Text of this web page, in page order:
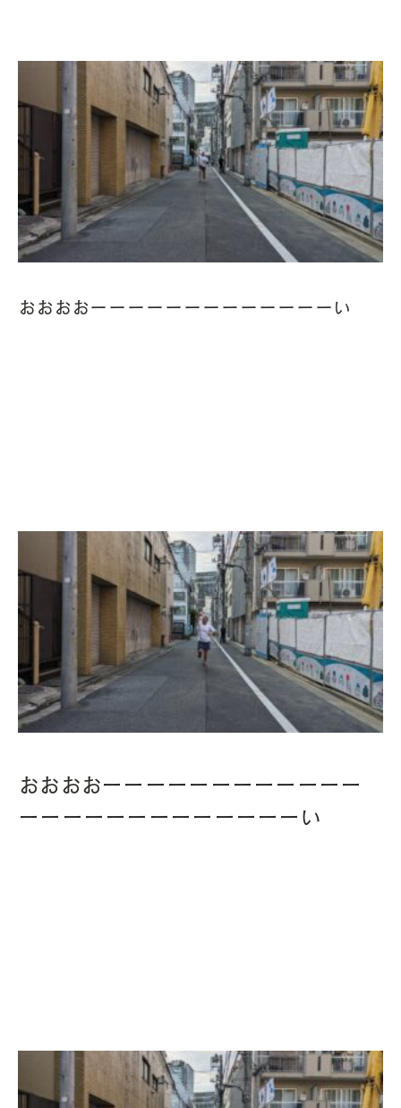
おおおおーーーーーーーーーーーーーい
おおおおーーーーーーーーーーーー
ーーーーーーーーーーーーーい